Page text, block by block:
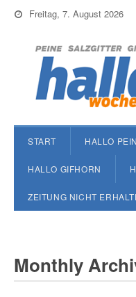
Freitag, 7. August 2026
START HALLO
HALLO GIFHORN
ZEITUNG NICHT
Monthly